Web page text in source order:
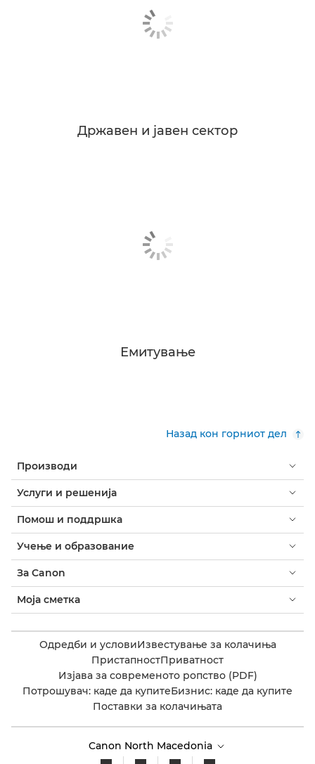
Државен и јавен сектор
Емитување
Назад кон горниот дел
Производи
Услуги и решенија
Помош и поддршка
Учење и образование
За Canon
Моја сметка
Одредби и условиИзвестување за колачиња
ПристапностПриватност
Изјава за современото ропство (PDF)
Потрошувач: каде да купитеБизнис: каде да купите
Поставки за колачињата
Canon North Macedonia​